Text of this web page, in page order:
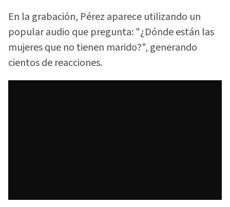
En la grabación, Pérez aparece utilizando un
popular audio que pregunta: "¿Dónde están las
mujeres que no tienen marido?", generando
cientos de reacciones.